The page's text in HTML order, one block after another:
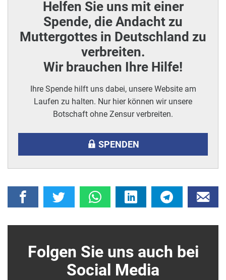
Helfen Sie uns mit einer
Spende, die Andacht zu
Muttergottes in Deutschland zu
verbreiten.
Wir brauchen Ihre Hilfe!
Ihre Spende hilft uns dabei, unsere Website am
Laufen zu halten. Nur hier können wir unsere
Botschaft ohne Zensur verbreiten.
SPENDEN
Folgen Sie uns auch bei
Social Media